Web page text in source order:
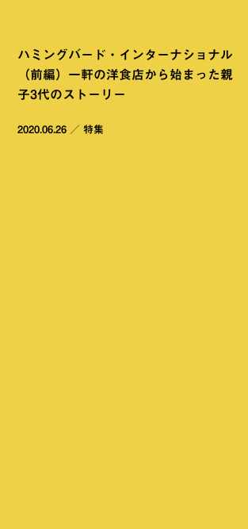
ハミングバード・インターナショナル
（前編）一軒の洋食店から始まった親
子3代のストーリー
2020.06.26 ／特集